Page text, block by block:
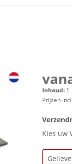
Inhoud: 1
Prijzen
Kies uw